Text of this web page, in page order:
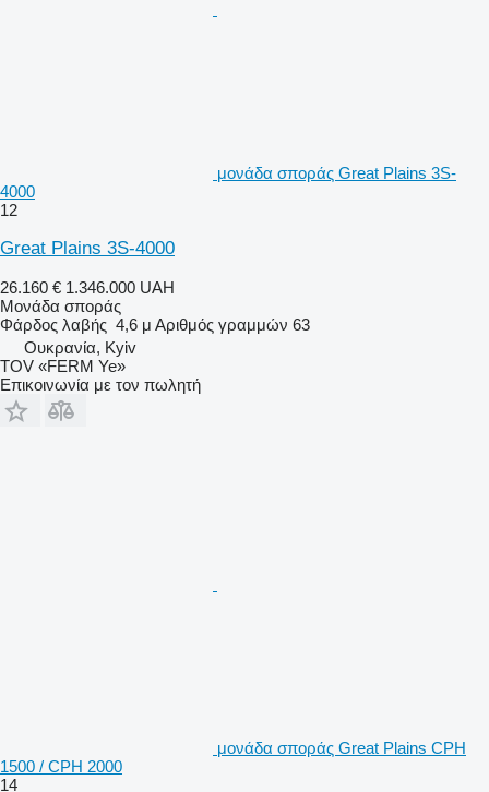
μονάδα σποράς Great Plains 3S-
4000
12
Great Plains 3S-4000
26.160 € 1.346.000 UAH
Μονάδα σποράς
Φάρδος λαβής 4,6 μ Αριθμός γραμμών 63
Ουκρανία, Kyiv
TOV «FERM Ye»
Επικοινωνία με τον πωλητή
μονάδα σποράς Great Plains CPH
1500 / CPH 2000
14